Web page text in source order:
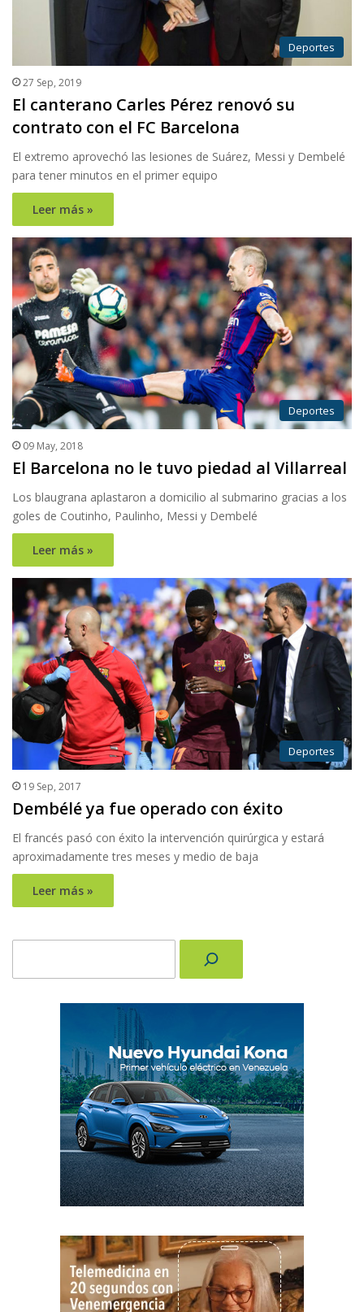
Deportes
27 Sep, 2019
El canterano Carles Pérez renovó su
contrato con el FC Barcelona
El extremo aprovechó las lesiones de Suárez, Messi y Dembelé
para tener minutos en el primer equipo
Leer más »
Deportes
09 May, 2018
El Barcelona no le tuvo piedad al Villarreal
Los blaugrana aplastaron a domicilio al submarino gracias a los
goles de Coutinho, Paulinho, Messi y Dembelé
Leer más »
Deportes
19 Sep, 2017
Dembélé ya fue operado con éxito
El francés pasó con éxito la intervención quirúrgica y estará
aproximadamente tres meses y medio de baja
Leer más »